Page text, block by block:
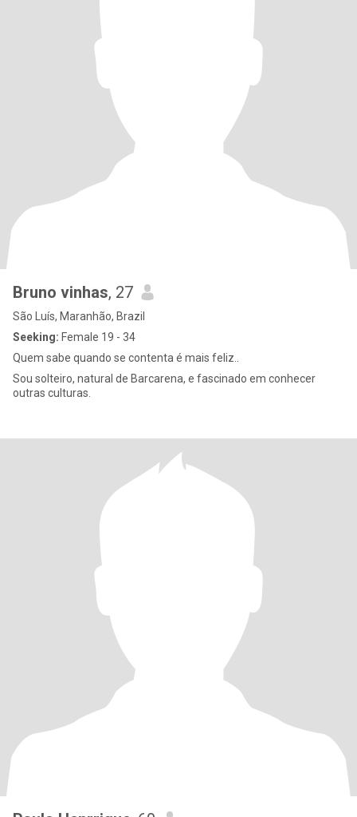
Bruno vinhas, 27
São Luís, Maranhão, Brazil
Seeking: Female 19 - 34
Quem sabe quando se contenta é mais feliz..
Sou solteiro, natural de Barcarena, e fascinado em conhecer
outras culturas.